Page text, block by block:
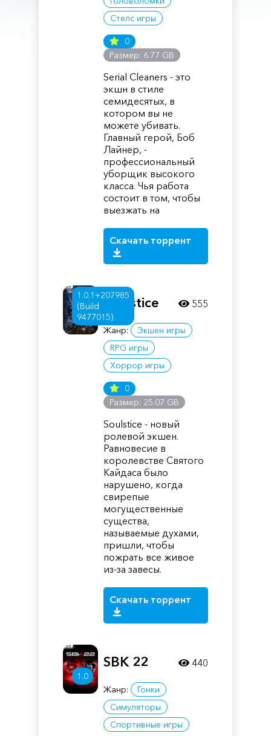
Стелс игры
0
Размер: 6.77 GB
Serial Cleaners - это
экшн в стиле
семидесятых, в
котором вы не
можете убивать.
Главный герой, Боб
Лайнер, -
профессиональный
уборщик высокого
класса. Чья работа
состоит в том, чтобы
выезжать на
Скачать торрент
1.0.1+207985
(Build
9477015)
Soulstice
Жанр:
Экшен игры
RPG игры
Хоррор игры
0
Размер: 25.07 GB
Soulstice - новый
ролевой экшен.
Равновесие в
королевстве Святого
Кайдаса было
нарушено, когда
свирепые
могущественные
существа,
называемые духами,
пришли, чтобы
пожрать все живое
из-за завесы.
Скачать торрент
555
1.0
SBK 22
Жанр:
Гонки
Симуляторы
Спортивные игры
440